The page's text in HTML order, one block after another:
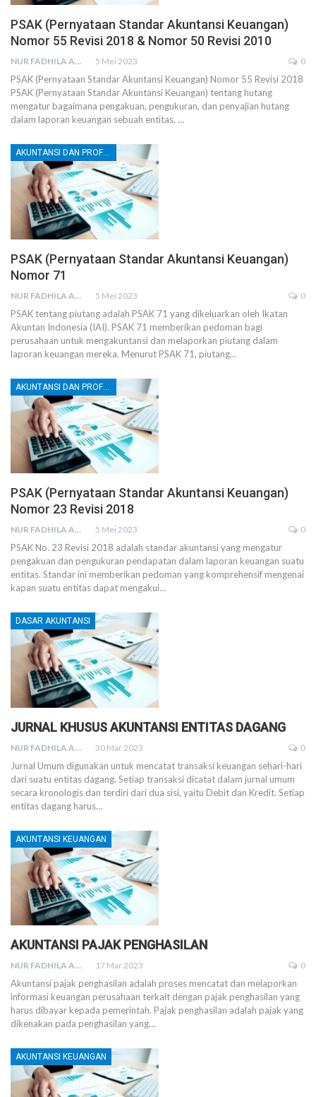
PSAK (Pernyataan Standar Akuntansi Keuangan)
Nomor 55 Revisi 2018 & Nomor 50 Revisi 2010
NUR FADHILA AMRI, SE., AK., M.SI 5 Mei 2023 0
PSAK (Pernyataan Standar Akuntansi Keuangan) Nomor 55 Revisi 2018
PSAK (Pernyataan Standar Akuntansi Keuangan) tentang hutang
mengatur bagaimana pengakuan, pengukuran, dan penyajian hutang
dalam laporan keuangan sebuah entitas. …
AKUNTANSI DAN PROFESI AKUNTAN
PSAK (Pernyataan Standar Akuntansi Keuangan)
Nomor 71
NUR FADHILA AMRI, SE., AK., M.SI 5 Mei 2023 0
PSAK tentang piutang adalah PSAK 71 yang dikeluarkan oleh Ikatan
Akuntan Indonesia (IAI). PSAK 71 memberikan pedoman bagi
perusahaan untuk mengakuntansi dan melaporkan piutang dalam
laporan keuangan mereka. Menurut PSAK 71, piutang…
AKUNTANSI DAN PROFESI AKUNTAN
PSAK (Pernyataan Standar Akuntansi Keuangan)
Nomor 23 Revisi 2018
NUR FADHILA AMRI, SE., AK., M.SI 5 Mei 2023 0
PSAK No. 23 Revisi 2018 adalah standar akuntansi yang mengatur
pengakuan dan pengukuran pendapatan dalam laporan keuangan suatu
entitas. Standar ini memberikan pedoman yang komprehensif mengenai
kapan suatu entitas dapat mengakui…
DASAR AKUNTANSI
JURNAL KHUSUS AKUNTANSI ENTITAS DAGANG
NUR FADHILA AMRI, SE., AK., M.SI 30 Mar 2023 0
Jurnal Umum digunakan untuk mencatat transaksi keuangan sehari-hari
dari suatu entitas dagang. Setiap transaksi dicatat dalam jurnal umum
secara kronologis dan terdiri dari dua sisi, yaitu Debit dan Kredit. Setiap
entitas dagang harus…
AKUNTANSI KEUANGAN
AKUNTANSI PAJAK PENGHASILAN
NUR FADHILA AMRI, SE., AK., M.SI 17 Mar 2023 0
Akuntansi pajak penghasilan adalah proses mencatat dan melaporkan
informasi keuangan perusahaan terkait dengan pajak penghasilan yang
harus dibayar kepada pemerintah. Pajak penghasilan adalah pajak yang
dikenakan pada penghasilan yang…
AKUNTANSI KEUANGAN